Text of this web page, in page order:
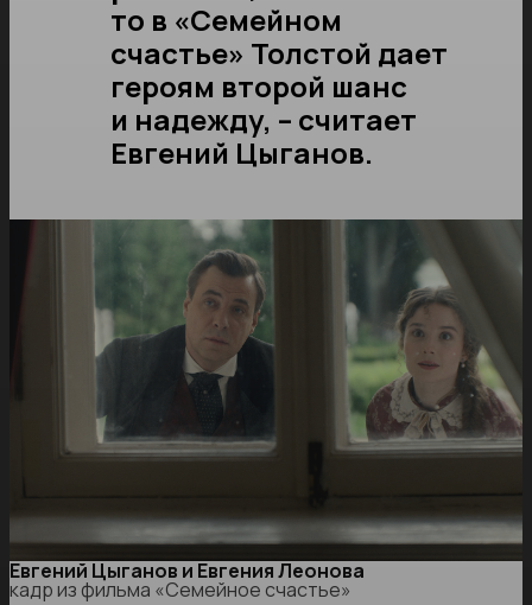
то в «Семейном
счастье» Толстой дает
героям второй шанс
и надежду, – считает
Евгений Цыганов.
Евгений Цыганов и Евгения Леонова
кадр из фильма «Семейное счастье»